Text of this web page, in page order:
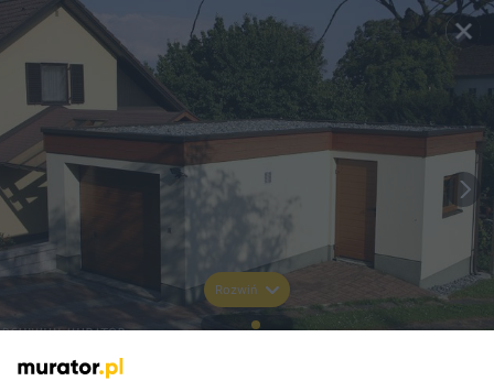
Rozwiń